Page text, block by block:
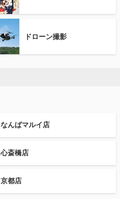
ドローン撮影
なんばマルイ店
心斎橋店
京都店